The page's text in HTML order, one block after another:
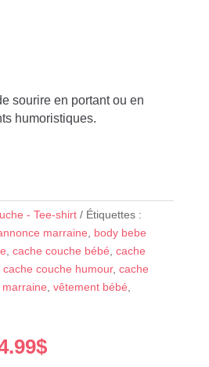
sourire en portant ou en
humoristiques.
- Tee-shirt
Étiquettes :
marraine, body bebe
, cache couche bébé, cache
cache couche humour, cache
marraine, vêtement bébé,
$Plage